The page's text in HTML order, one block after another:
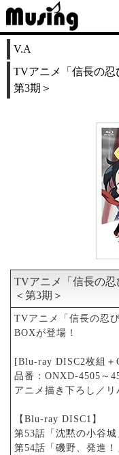
V.A
TVアニメ「信長の忍
第3期＞
TVアニメ「信長の
＜第3期＞
TVアニメ「信長の忍
BOXが登場！
[Blu-ray DISC2枚組＋
品番：ONXD-4505～
アニメ描き下ろし／
【Blu-ray DISC1】
第53話「沈黙の小谷城
第54話「磯野、発進！